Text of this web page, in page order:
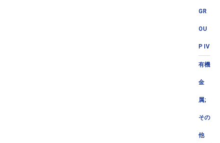
GR
OU
P IV
有機
金
属;
その
他